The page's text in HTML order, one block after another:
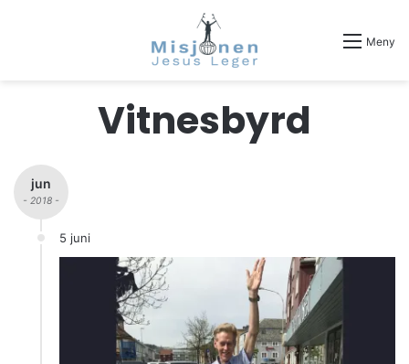
Meny
Vitnesbyrd
jun
- 2018 -
5 juni